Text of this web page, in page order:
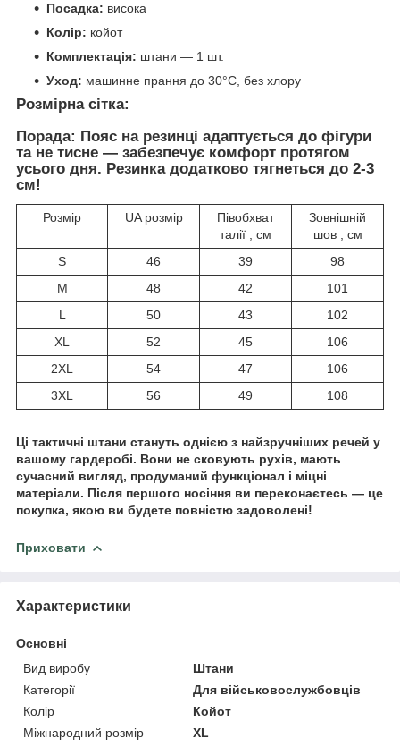
Посадка: висока
Колір: койот
Комплектація: штани — 1 шт.
Уход: машинне прання до 30°C, без хлору
Розмірна сітка:
Порада: Пояс на резинці адаптується до фігури
та не тисне — забезпечує комфорт протягом
усього дня. Резинка додатково тягнеться до 2-3
см!
Розмір UA розмір
Півобхват
талії , см
Зовнішній
шов , см
S
46 39
98
M
48 42
101
L
50 43
102
XL
52 45
106
2XL
54 47
106
3XL
56 49 108
Ці тактичні штани стануть однією з найзручніших речей у
вашому гардеробі. Вони не сковують рухів, мають
сучасний вигляд, продуманий функціонал і міцні
матеріали. Після першого носіння ви переконаєтесь — це
покупка, якою ви будете повністю задоволені!
Приховати
Характеристики
Основні
Вид виробу
Штани
Категорії
Для військовослужбовців
Колір
Койот
Міжнародний розмір
XL